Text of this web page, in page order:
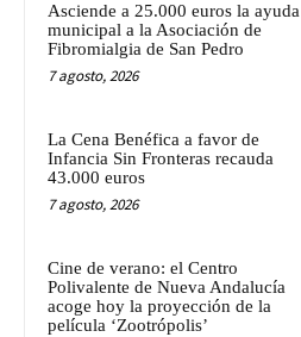
Asciende a 25.000 euros la ayuda
municipal a la Asociación de
Fibromialgia de San Pedro
7 agosto, 2026
La Cena Benéfica a favor de
Infancia Sin Fronteras recauda
43.000 euros
7 agosto, 2026
Cine de verano: el Centro
Polivalente de Nueva Andalucía
acoge hoy la proyección de la
película ‘Zootrópolis’